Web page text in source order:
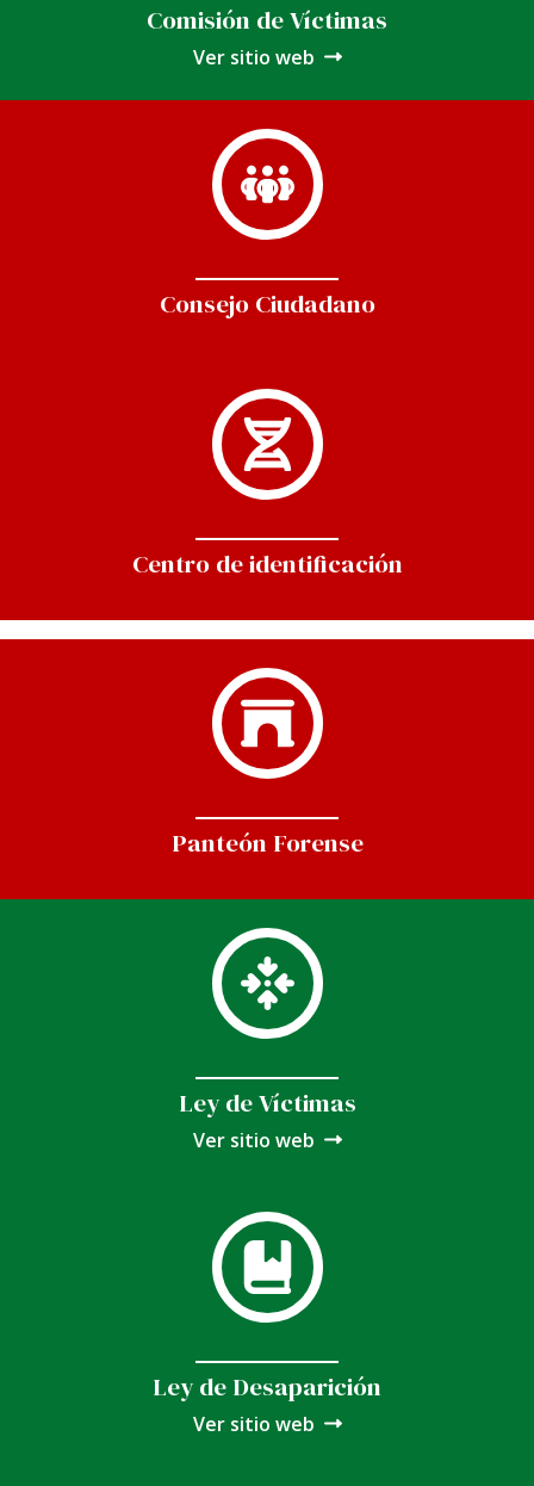
Comisión de Víctimas
Ver sitio web
Consejo Ciudadano
Centro de identificación
Panteón Forense
Ley de Víctimas
Ver sitio web
Ley de Desaparición
Ver sitio web